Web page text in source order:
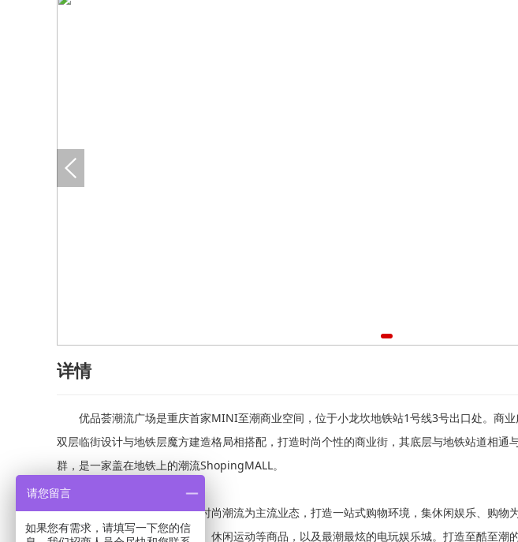
详情
优品荟潮流广场是重庆首家MINI至潮商业空间，位于小龙坎地铁站1号线3号出口处。商业
双层临街设计与地铁层魔方建造格局相搭配，打造时尚个性的商业街，其底层与地铁站道相通
群，是一家盖在地铁上的潮流ShopingMALL。
优品荟潮流商业广场是以时尚潮流为主流业态，打造一站式购物环境，集休闲娱乐、购物
饰品、时尚数码、个人护理品、休闲运动等商品，以及最潮最炫的电玩娱乐城。打造至酷至潮
请您留言
如果您有需求，请填写一下您的信